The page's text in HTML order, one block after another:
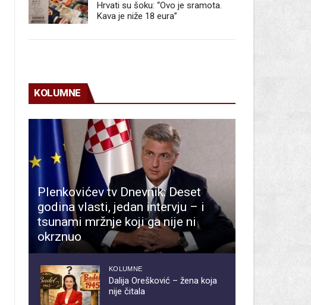
Hrvati su šoku: “Ovo je sramota.
Kava je niže 18 eura”
KOLUMNE
Plenkovićev tv Dnevnik: Deset
godina vlasti, jedan intervju – i
tsunami mržnje koji ga nije ni
okrznuo
KOLUMNE
Dalija Orešković – žena koja
nije čitala